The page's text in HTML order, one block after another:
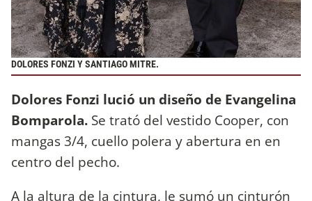
DOLORES FONZI Y SANTIAGO MITRE.
Dolores Fonzi lució un diseño de Evangelina
Bomparola. Se trató del vestido Cooper, con
mangas 3/4, cuello polera y abertura en en
centro del pecho.
A la altura de la cintura, le sumó un cinturón